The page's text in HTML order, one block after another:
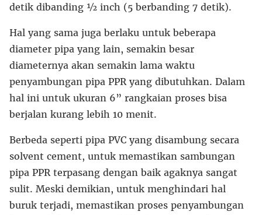
detik dibanding ½ inch (5 berbanding 7 detik).
Hal yang sama juga berlaku untuk beberapa
diameter pipa yang lain, semakin besar
diameternya akan semakin lama waktu
penyambungan pipa PPR yang dibutuhkan. Dalam
hal ini untuk ukuran 6” rangkaian proses bisa
berjalan kurang lebih 10 menit.
Berbeda seperti pipa PVC yang disambung secara
solvent cement, untuk memastikan sambungan
pipa PPR terpasang dengan baik agaknya sangat
sulit. Meski demikian, untuk menghindari hal
buruk terjadi, memastikan proses penyambungan